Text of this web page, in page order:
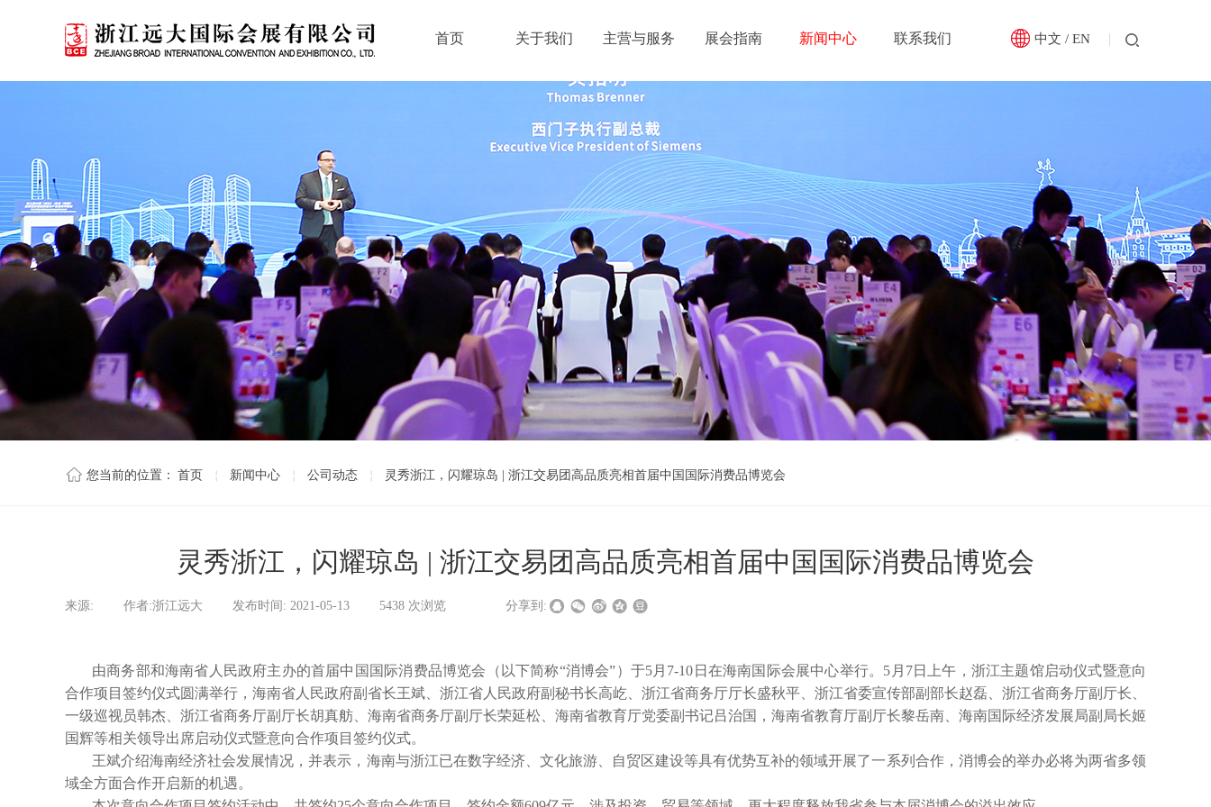
中文 / EN
首页 关于我们 主营与服务 展会指南 新闻中心 联系我们
您当前的位置： 首页 ￤ 新闻中心 ￤ 公司动态 ￤ 灵秀浙江，闪耀琼岛 | 浙江交易团高品质亮相首届中国国际消费品博览会
灵秀浙江，闪耀琼岛 | 浙江交易团高品质亮相首届中国国际消费品博览会
来源: 作者:浙江远大 发布时间: 2021-05-13 5438 次浏览 分享到:
由商务部和海南省人民政府主办的首届中国国际消费品博览会（以下简称“消博会”）于5月7-10日在海南国际会展中心举行。5月7日上午，浙江主题馆启动仪式暨意向
合作项目签约仪式圆满举行，海南省人民政府副省长王斌、浙江省人民政府副秘书长高屹、浙江省商务厅厅长盛秋平、浙江省委宣传部副部长赵磊、浙江省商务厅副厅长、
一级巡视员韩杰、浙江省商务厅副厅长胡真舫、海南省商务厅副厅长荣延松、海南省教育厅党委副书记吕治国，海南省教育厅副厅长黎岳南、海南国际经济发展局副局长姬
国辉等相关领导出席启动仪式暨意向合作项目签约仪式。
王斌介绍海南经济社会发展情况，并表示，海南与浙江已在数字经济、文化旅游、自贸区建设等具有优势互补的领域开展了一系列合作，消博会的举办必将为两省多领
域全方面合作开启新的机遇。